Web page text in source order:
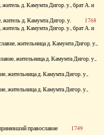
житель д. Камумта Дигор. у., брат А. и
житель д. Камумта Дигор. у. 1768
житель д. Камумта Дигор. у., брат А. и
жительница д. Камумта Дигор. у.,
жительница д. Камумта Дигор. у.,
жительница д. Камумта Дигор. у.,
жительница д. Камумта Дигор. у.,
принявший православие 1749